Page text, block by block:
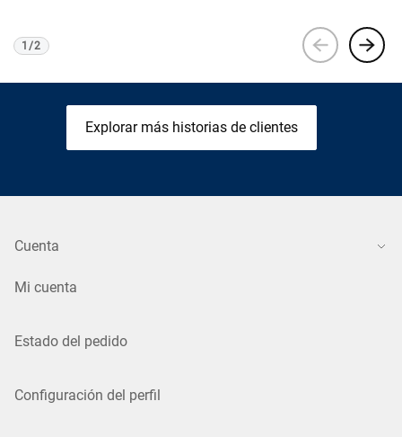
Visualización de
1 /2
Explorar más historias de clientes
Cuenta
Mi cuenta
Estado del pedido
Configuración del perfil